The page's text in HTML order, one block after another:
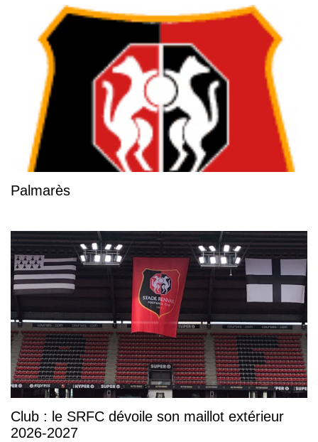
Palmarès
Club : le SRFC dévoile son maillot extérieur
2026-2027